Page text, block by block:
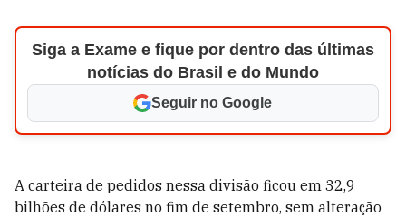
Siga a Exame e fique por dentro das últimas
notícias do Brasil e do Mundo
Seguir no Google
A carteira de pedidos nessa divisão ficou em 32,9
bilhões de dólares no fim de setembro, sem alteração